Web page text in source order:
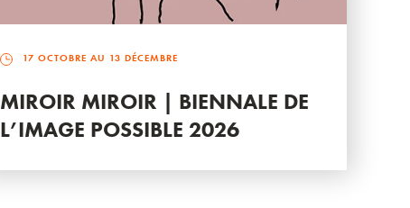
17 OCTOBRE AU 13 DÉCEMBRE
MIROIR MIROIR | BIENNALE DE
L’IMAGE POSSIBLE 2026